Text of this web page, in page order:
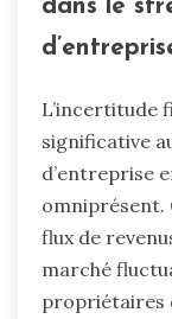
dans le
L’incertitude
significative
d’entreprise
omniprésent.
flux de
marché
propriétaires